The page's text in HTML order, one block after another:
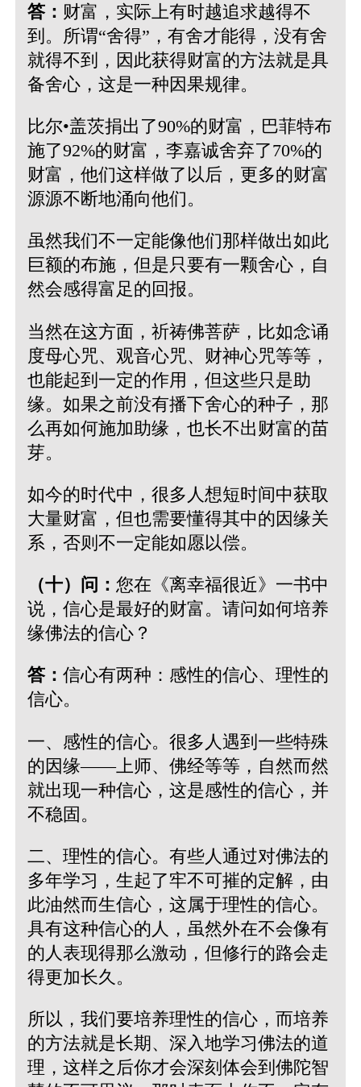
答： 财富，实际上有时越追求越得不
到。所谓“舍得”，有舍才能得，没有舍
就得不到，因此获得财富的方法就是具
备舍心，这是一种因果规律。
比尔•盖茨捐出了90%的财富，巴菲特布
施了92%的财富，李嘉诚舍弃了70%的
财富，他们这样做了以后，更多的财富
源源不断地涌向他们。
虽然我们不一定能像他们那样做出如此
巨额的布施，但是只要有一颗舍心，自
然会感得富足的回报。
当然在这方面，祈祷佛菩萨，比如念诵
度母心咒、观音心咒、财神心咒等等，
也能起到一定的作用，但这些只是助
缘。如果之前没有播下舍心的种子，那
么再如何施加助缘，也长不出财富的苗
芽。
如今的时代中，很多人想短时间中获取
大量财富，但也需要懂得其中的因缘关
系，否则不一定能如愿以偿。
（十）问： 您在《离幸福很近》一书中
说，信心是最好的财富。请问如何培养
缘佛法的信心？
答： 信心有两种：感性的信心、理性的
信心。
一、感性的信心。很多人遇到一些特殊
的因缘——上师、佛经等等，自然而然
就出现一种信心，这是感性的信心，并
不稳固。
二、理性的信心。有些人通过对佛法的
多年学习，生起了牢不可摧的定解，由
此油然而生信心，这属于理性的信心。
具有这种信心的人，虽然外在不会像有
的人表现得那么激动，但修行的路会走
得更加长久。
所以，我们要培养理性的信心，而培养
的方法就是长期、深入地学习佛法的道
理，这样之后你才会深刻体会到佛陀智